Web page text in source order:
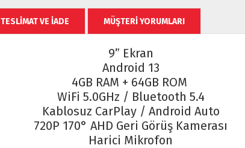
TESLİMAT VE İADE MÜŞTERİ YORUMLARI
9” Ekran
Android 13
4GB RAM + 64GB ROM
WiFi 5.0GHz / Bluetooth 5.4
Kablosuz CarPlay / Android Auto
720P 170° AHD Geri Görüş Kamerası
Harici Mikrofon